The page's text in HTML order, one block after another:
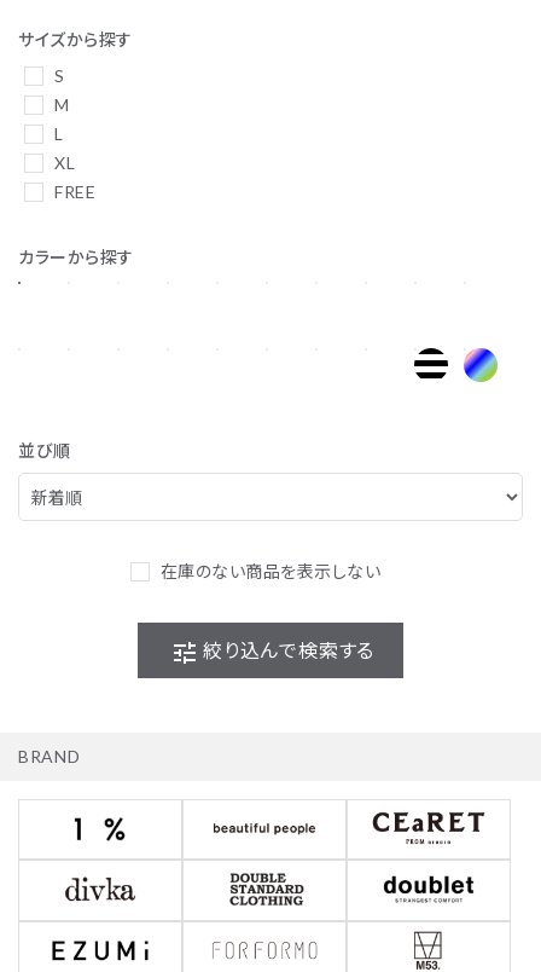
サイズから探す
S
M
L
XL
FREE
カラーから探す
並び順
在庫のない商品を表示しない
tune 絞り込んで検索する
BRAND